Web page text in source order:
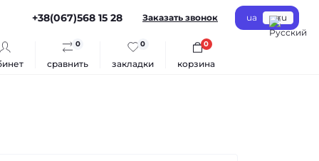
+38(067)568 15 28 Заказать звонок ua ru
сравнить
0
закладки
0
корзина
0